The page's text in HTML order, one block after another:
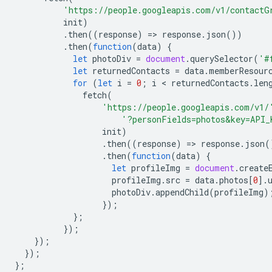
'https://people.googleapis.com/v1/
init)
. then((response) => response. json())
. then(function(data)
{
let photoDiv = document.querySelector(
let returnedContacts = data.
for (let i = 0 ; i < returnedContacts .
fetch(
'https://people.googleapis.com/
init)
. then((response) => response. json
. then(function(data)
{
let profileImg = document.
profileImg . src = data.photos [0].
photoDiv.appendChild(profileImg
});
};
});
});
});
};